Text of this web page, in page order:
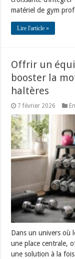
matériel de gym
Lire l'article »
Offrir un
booster la
haltères
7 février 2026
Dans un univers où
une place centrale,
une solution à la